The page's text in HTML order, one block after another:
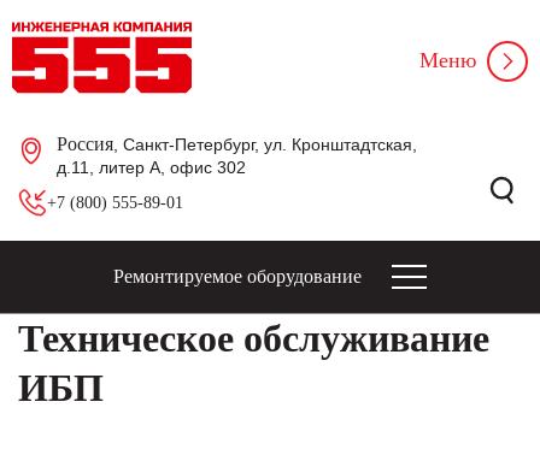
Россия , Санкт-Петербург, ул. Кронштадтская,
д.11, литер А, офис 302
+7 (800) 555-89-01
Меню
Ремонтируемое оборудование
Техническое обслуживание
ИБП